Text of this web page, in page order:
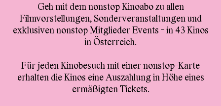
Geh mit dem nonstop Kinoabo zu allen
Filmvorstellungen, Sonderveranstaltungen und
exklusiven nonstop Mitglieder Events - in 43 Kinos
in Österreich.
Für jeden Kinobesuch mit einer nonstop-Karte
erhalten die Kinos eine Auszahlung in Höhe eines
ermäßigten Tickets.